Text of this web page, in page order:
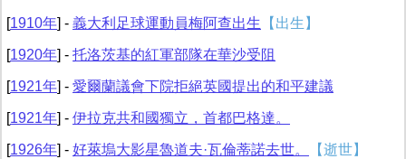
[1910年] - 義大利足球運動員梅阿查出生 【出生】
[1920年] - 托洛茨基的紅軍部隊在華沙受阻
[1921年] - 愛爾蘭議會下院拒絕英國提出的和平建議
[1921年] - 伊拉克共和國獨立，首都巴格達。
1926年 ] - 好萊塢大影星魯道夫·瓦倫蒂諾去世。 【逝世】